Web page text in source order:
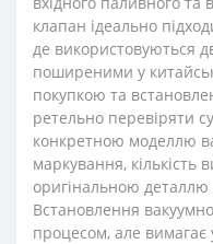
клапан ідеально
де використовуються
поширеними у
покупкою та
ретельно перевіряти
конкретною моделлю
маркування, кількість
оригінальною
Встановлення
процесом, але вимагає